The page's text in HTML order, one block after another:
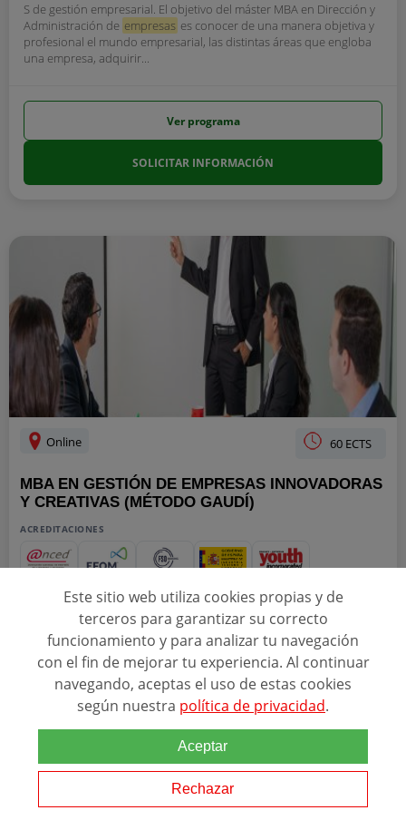
S de gestión empresarial. El objetivo del máster MBA en Dirección y
Administración de empresas es conocer de una manera objetiva y
profesional el mundo empresarial, las distintas áreas que engloba
una empresa, adquirir...
Ver programa
SOLICITAR INFORMACIÓN
Online 60 ECTS
MBA EN GESTIÓN DE EMPRESAS INNOVADORAS
Y CREATIVAS (MÉTODO GAUDÍ)
ACREDITACIONES
Relacionado con esta temática
Cursosypostgrados.com te presenta un master único donde podrás
aplicar tu creatividad a la gestión deempresas . Con este Master en
Dirección y Administración de
Empresas
(MBA) - Especialidad en
Innovación empresarial...
Ver programa
SOLICITAR INFORMACIÓN
Este sitio web utiliza cookies propias y de
terceros para garantizar su correcto
funcionamiento y para analizar tu navegación
con el fin de mejorar tu experiencia. Al continuar
navegando, aceptas el uso de estas cookies
según nuestra política de privacidad.
Aceptar
Rechazar